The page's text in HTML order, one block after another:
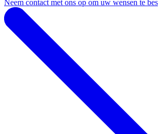
Neem contact met ons op om uw wensen te